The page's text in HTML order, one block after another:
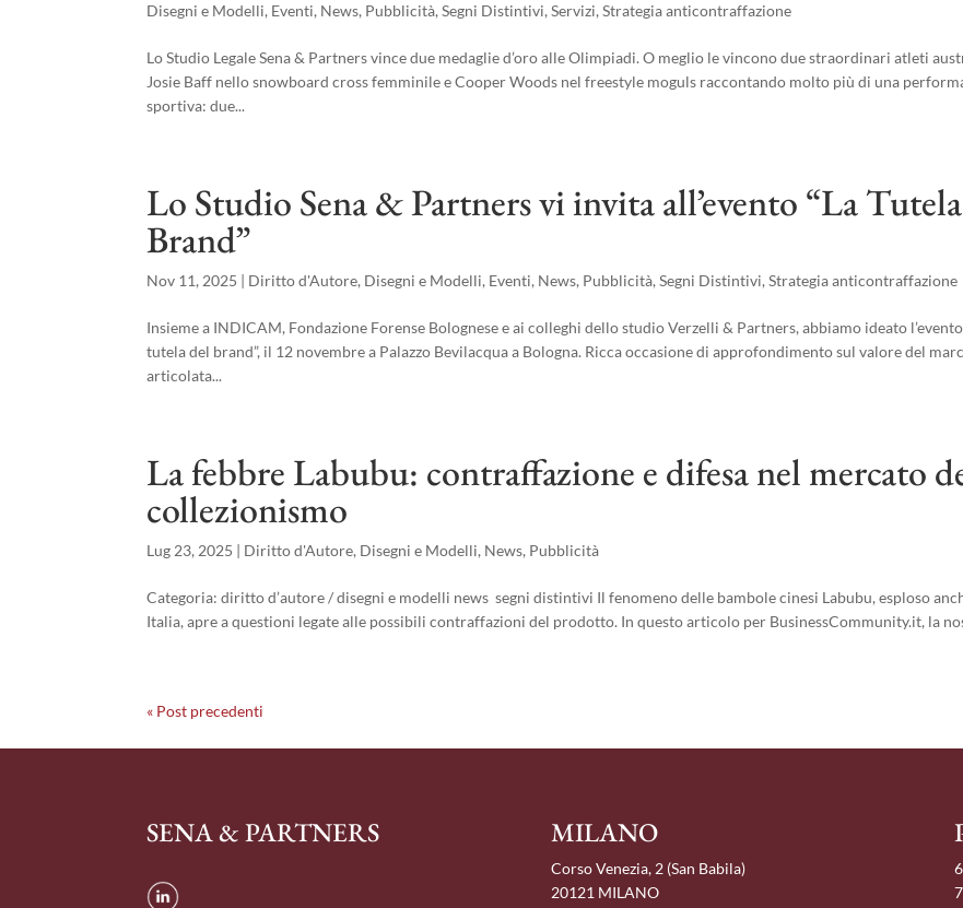
Disegni e Modelli, Eventi, News, Pubblicità,Segni Distintivi,Servizi,Strategia anticontraffazione
Lo Studio Legale Sena & Partners vince due medaglie d’oro alle Olimpiadi. O meglio le vincono due straordinari atleti
Josie Baff nello snowboard cross femminile e Cooper Woods nel freestyle moguls raccontando molto più di una
sportiva: due...
Lo Studio Sena & Partners vi invita all’evento “La
Brand”
Nov 11, 2025 | Diritto d'Autore, Disegni e Modelli, Eventi, News, Pubblicità,Segni Distintivi,Strategia anticontraffazione
Insieme a INDICAM, Fondazione Forense Bolognese e ai colleghi dello studio Verzelli & Partners, abbiamo ideato l’evento
tutela del brand”, il 12 novembre a Palazzo Bevilacqua a Bologna. Ricca occasione di approfondimento sul valore del
articolata...
La febbre Labubu: contraffazione e difesa nel mercato
collezionismo
Lug 23, 2025 | Diritto d'Autore, Disegni e Modelli, News, Pubblicità
Categoria: diritto d’autore / disegni e modelli news segni distintivi Il fenomeno delle bambole cinesi Labubu, esploso
Italia, apre a questioni legate alle possibili contraffazioni del prodotto. In questo articolo per BusinessCommunity.it, la
« Post precedenti
SENA & PARTNERS MILANO
Corso Venezia, 2 (San Babila)
20121 MILANO